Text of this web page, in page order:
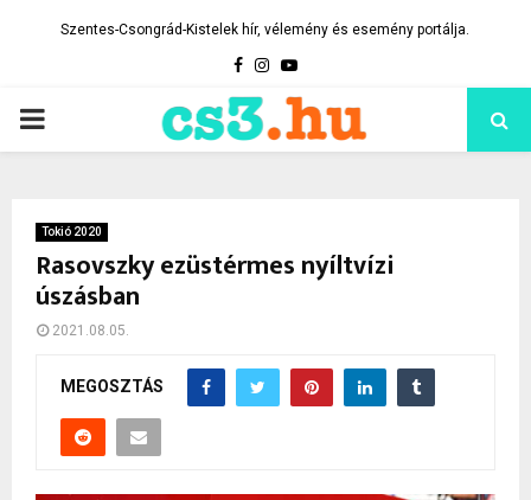
Szentes-Csongrád-Kistelek hír, vélemény és esemény portálja.
Facebook
Instagram
Youtube
PRIMARY
Tokió 2020
Rasovszky ezüstérmes nyíltvízi
úszásban
2021.08.05.
MEGOSZTÁS